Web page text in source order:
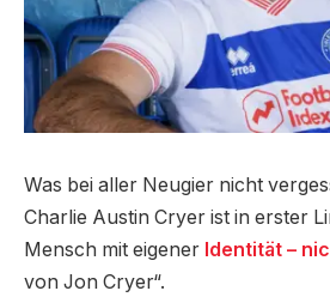
Was bei aller Neugier nicht
Charlie Austin Cryer ist in erster
Mensch mit eigener Identität –
von Jon Cryer“.